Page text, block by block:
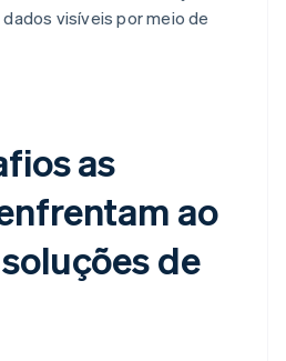
visíveis por meio de
as
ao
de